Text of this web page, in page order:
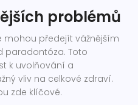
problémů
mohou předejít vážnějším
paradontóza. Toto
k uvolňování a
vliv na celkové zdraví.
zde klíčové.